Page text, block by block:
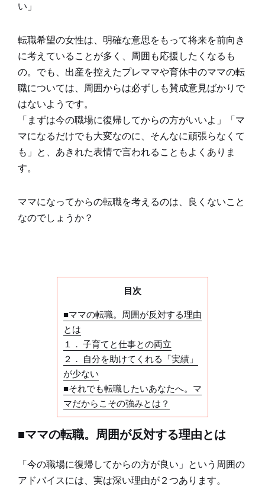
い」
転職希望の女性は、明確な意思をもって将来を前向き
に考えていることが多く、周囲も応援したくなるも
の。でも、出産を控えたプレママや育休中のママの転
職については、周囲からは必ずしも賛成意見ばかりで
はないようです。
「まずは今の職場に復帰してからの方がいいよ」「マ
マになるだけでも大変なのに、そんなに頑張らなくて
も」と、あきれた表情で言われることもよくありま
す。
ママになってからの転職を考えるのは、良くないこと
なのでしょうか？
目次
■ママの転職。周囲が反対する理由
とは
１． 子育てと仕事との両立
２． 自分を助けてくれる「実績」
が少ない
■それでも転職したいあなたへ。マ
マだからこその強みとは？
■ママの転職。周囲が反対する理由とは
「今の職場に復帰してからの方が良い」という周囲の
アドバイスには、実は深い理由が２つあります。